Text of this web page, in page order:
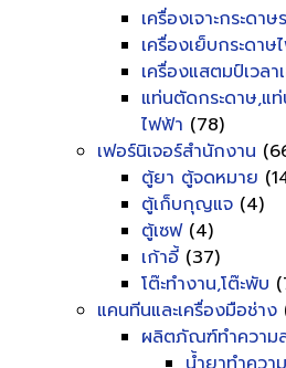
เครื่องเจาะกระดา
เครื่องเย็บกระดาษ
เครื่องแสตมป์เวล
แท่นตัดกระดาษ,แ
ไฟฟ้า (78)
เฟอร์นิเจอร์สำนักงาน
ตู้ยา ตู้จดหมาย
ตู้เก็บกุญแจ (4)
ตู้เซฟ(4)
เก้าอี้ (37)
โต๊ะทำงาน,โต๊ะพับ
แคนทีนและเครื่องมือช่าง
ผลิตภัณฑ์ทำความ